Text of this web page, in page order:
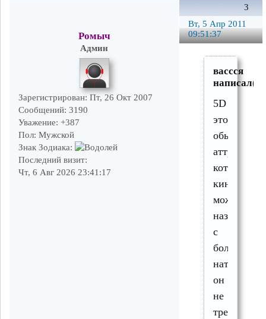
3
Вт, 5 Апр 2011
09:51:37
Ромыч
Админ
Зарегистрирован: Пт, 26 Окт 2007
Сообщений: 3190
Уважение: +387
Пол: Мужской
Знак Зодиака:
Последний визит:
Чт, 6 Авг 2026 23:41:17
вассся
5D
это
обычный
аттракцион
который
можно
назвать
с
большой
натяжкой,
он
не
требует